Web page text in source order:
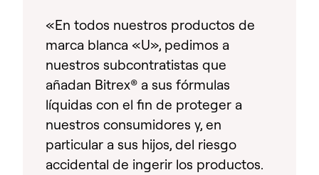
«En todos nuestros productos de
marca blanca «U», pedimos a
nuestros subcontratistas que
añadan Bitrex® a sus fórmulas
líquidas con el fin de proteger a
nuestros consumidores y, en
particular a sus hijos, del riesgo
accidental de ingerir los productos.